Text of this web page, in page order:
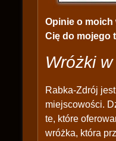
Opinie o
Cię do mojego
Wróżki
Rabka-Zdrój
miejscowości.
te, które
wróżka, która